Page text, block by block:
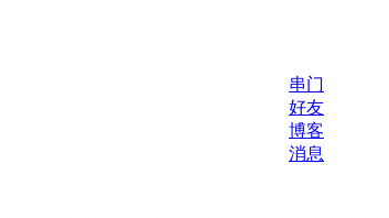
串门
好友
博客
消息